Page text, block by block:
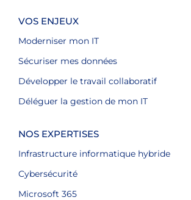
VOS ENJEUX
Moderniser mon IT
Sécuriser mes données
Développer le travail collaboratif
Déléguer la gestion de mon IT
NOS EXPERTISES
Infrastructure informatique hybride
Cybersécurité
Microsoft 365